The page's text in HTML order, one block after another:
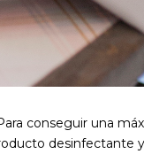
conseguir una
desinfectante